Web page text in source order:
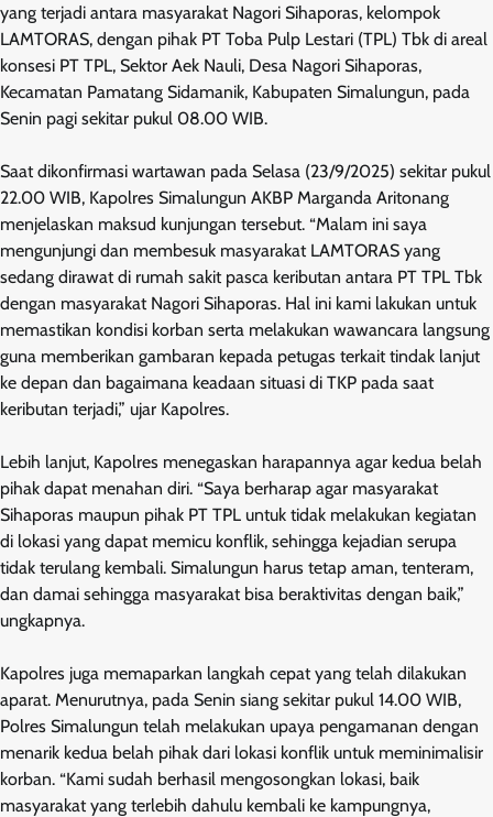
yang terjadi antara masyarakat Nagori Sihaporas, kelompok
LAMTORAS, dengan pihak PT Toba Pulp Lestari (TPL) Tbk di areal
konsesi PT TPL, Sektor Aek Nauli, Desa Nagori Sihaporas,
Kecamatan Pamatang Sidamanik, Kabupaten Simalungun, pada
Senin pagi sekitar pukul 08.00 WIB.
Saat dikonfirmasi wartawan pada Selasa (23/9/2025) sekitar pukul
22.00 WIB, Kapolres Simalungun AKBP Marganda Aritonang
menjelaskan maksud kunjungan tersebut. “Malam ini saya
mengunjungi dan membesuk masyarakat LAMTORAS yang
sedang dirawat di rumah sakit pasca keributan antara PT TPL Tbk
dengan masyarakat Nagori Sihaporas. Hal ini kami lakukan untuk
memastikan kondisi korban serta melakukan wawancara langsung
guna memberikan gambaran kepada petugas terkait tindak lanjut
ke depan dan bagaimana keadaan situasi di TKP pada saat
keributan terjadi,” ujar Kapolres.
Lebih lanjut, Kapolres menegaskan harapannya agar kedua belah
pihak dapat menahan diri. “Saya berharap agar masyarakat
Sihaporas maupun pihak PT TPL untuk tidak melakukan kegiatan
di lokasi yang dapat memicu konflik, sehingga kejadian serupa
tidak terulang kembali. Simalungun harus tetap aman, tenteram,
dan damai sehingga masyarakat bisa beraktivitas dengan baik,”
ungkapnya.
Kapolres juga memaparkan langkah cepat yang telah dilakukan
aparat. Menurutnya, pada Senin siang sekitar pukul 14.00 WIB,
Polres Simalungun telah melakukan upaya pengamanan dengan
menarik kedua belah pihak dari lokasi konflik untuk meminimalisir
korban. “Kami sudah berhasil mengosongkan lokasi, baik
masyarakat yang terlebih dahulu kembali ke kampungnya,